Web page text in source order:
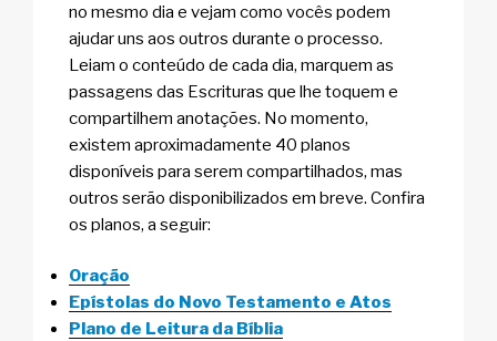
no mesmo dia e vejam como vocês podem
ajudar uns aos outros durante o processo.
Leiam o conteúdo de cada dia, marquem as
passagens das Escrituras que lhe toquem e
compartilhem anotações. No momento,
existem aproximadamente 40 planos
disponíveis para serem compartilhados, mas
outros serão disponibilizados em breve. Confira
os planos, a seguir:
Oração
Epístolas do Novo Testamento e Atos
Plano de Leitura da Bíblia